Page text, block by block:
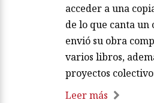
acceder a una
de lo que canta un
envió su obra
varios libros,
proyectos
Leer más